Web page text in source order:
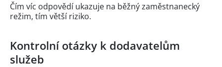
Čím víc odpovědí ukazuje na běžný zaměstnanecký
režim, tím větší riziko.
Kontrolní otázky k dodavatelům
služeb